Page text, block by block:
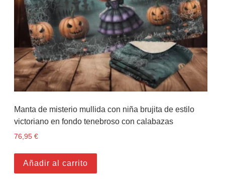
Manta de misterio mullida con niña brujita de estilo
victoriano en fondo tenebroso con calabazas
76,95 €
Añadir al carrito